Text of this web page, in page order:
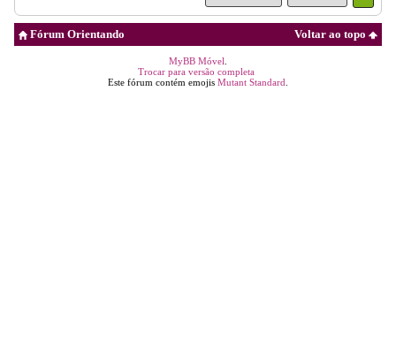
Voltar ao topo
Fórum Orientando
MyBB Móvel
Trocar para versão completa
Este fórum contém emojis Mutant Standard